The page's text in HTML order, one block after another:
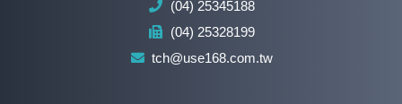
(04) 25345188
(04) 25328199
tch@use168.com.tw